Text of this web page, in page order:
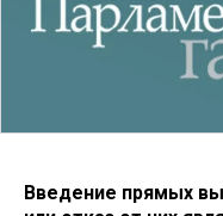
Введение прямых